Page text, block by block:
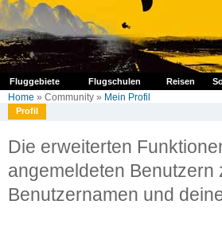
Fluggebiete Flugschulen Reisen
Home » Community » Mein Profil
Profil
Die erweiterten
angemeldeten Benutzern
Benutzernamen und